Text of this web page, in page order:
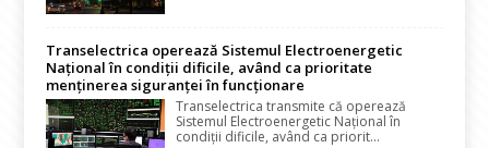
Transelectrica operează Sistemul Electroenergetic
Național în condiții dificile, având ca prioritate
menținerea siguranței în funcționare
Transelectrica transmite că operează
Sistemul Electroenergetic Național în
condiții dificile, având ca priorit...